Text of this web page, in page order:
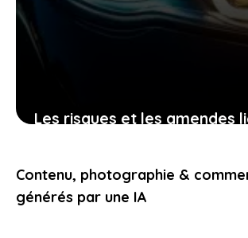
Les risques et les amendes
conducteur doit connaître
19 décembre 2025
Contenu, photographie &
générés par une IA